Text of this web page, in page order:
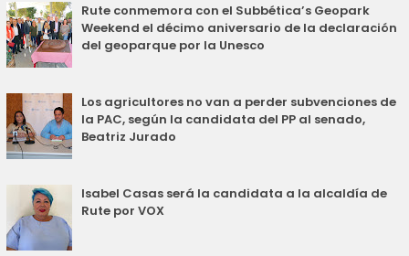
Rute conmemora con el Subbética’s Geopark
Weekend el décimo aniversario de la declaración
del geoparque por la Unesco
Los agricultores no van a perder subvenciones de
la PAC, según la candidata del PP al senado,
Beatriz Jurado
Isabel Casas será la candidata a la alcaldía de
Rute por VOX